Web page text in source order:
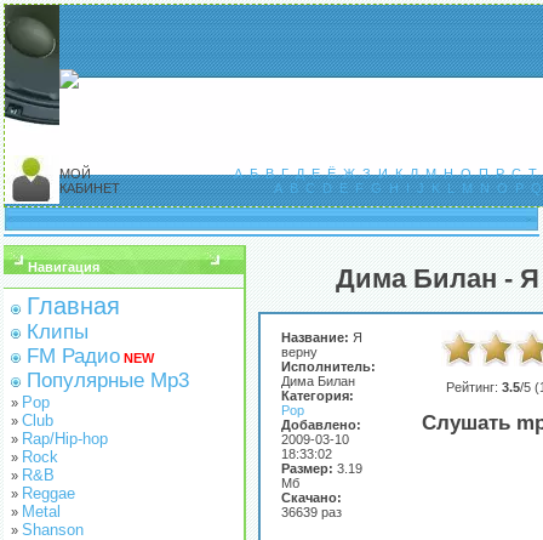
МОЙ
КАБИНЕТ
А Б В Г Д Е Ё Ж З И К Л М Н О П Р С Т
A B C D E F G H I J K L M N O P Q
Навигация
Главная
Клипы
FM Радио NEW
Популярные Mp3
» Pop
» Club
» Rap/Hip-hop
» Rock
» R&B
» Reggae
» Metal
» Shanson
Дима Билан - Я
Название: Я
верну
Исполнитель:
Дима Билан
Категория:
Pop
Добавлено:
2009-03-10
18:33:02
Размер: 3.19
Мб
Скачано:
36639 раз
Рейтинг: 3.5/5 (
Слушать